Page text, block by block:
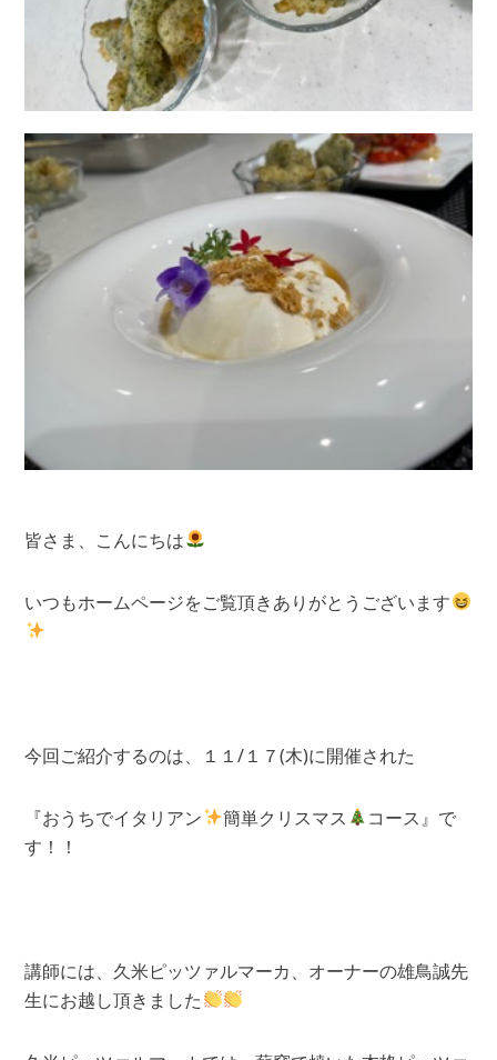
皆さま、こんにちは
いつもホームページをご覧頂きありがとうございます
今回ご紹介するのは、１１/１７(木)に開催された
『おうちでイタリアン 簡単クリスマス
コース』で
す！！
講師には、久米ピッツァルマーカ、オーナーの雄鳥誠先
生にお越し頂きました